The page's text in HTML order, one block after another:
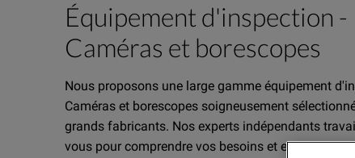
Équipement d'inspection -
Caméras et borescopes
Nous proposons une large gamme équipement
Caméras et borescopes soigneusement
grands fabricants. Nos experts indépendants
vous pour comprendre vos besoins et explorer